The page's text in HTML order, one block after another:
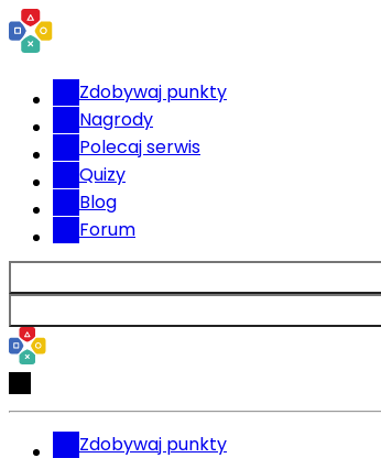
Zdobywaj punkty
Nagrody
Polecaj serwis
Quizy
Blog
Forum
Zdobywaj punkty